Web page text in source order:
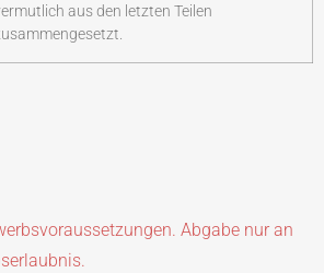
aus den letzten Teilen
Abgabe nur an